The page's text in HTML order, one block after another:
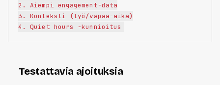
2. Aiempi engagement-data
3. Konteksti (työ/vapaa-aika)
Testattavia ajoituksia